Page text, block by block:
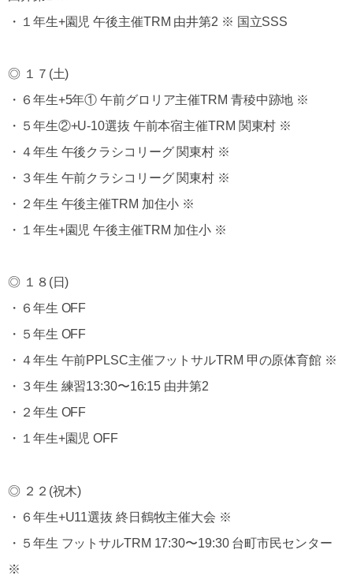
・１年生+園児 午後主催TRM 由井第2 ※ 国立SSS
◎ １７(土)
・６年生+5年① 午前グロリア主催TRM 青稜中跡地 ※
・５年生②+U-10選抜 午前本宿主催TRM 関東村 ※
・４年生 午後クラシコリーグ 関東村 ※
・３年生 午前クラシコリーグ 関東村 ※
・２年生 午後主催TRM 加住小 ※
・１年生+園児 午後主催TRM 加住小 ※
◎ １８(日)
・６年生 OFF
・５年生 OFF
・４年生 午前PPLSC主催フットサルTRM 甲の原体育館 ※
・３年生 練習13:30〜16:15 由井第2
・２年生 OFF
・１年生+園児 OFF
◎ ２２(祝木)
・６年生+U11選抜 終日鶴牧主催大会 ※
・５年生 フットサルTRM 17:30〜19:30 台町市民センター
※